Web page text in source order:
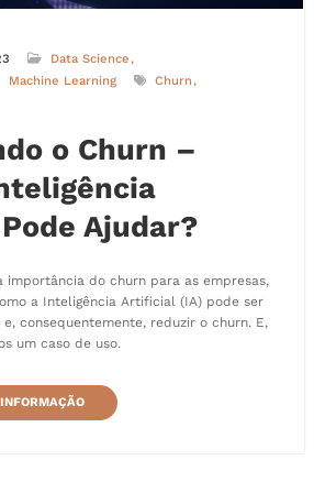
Data Science
Machine Learning
Churn
o Churn –
Ajudar?
importância do churn para as empresas,
a Inteligência Artificial (IA) pode ser
consequentemente, reduzir o churn. E,
um caso de uso.